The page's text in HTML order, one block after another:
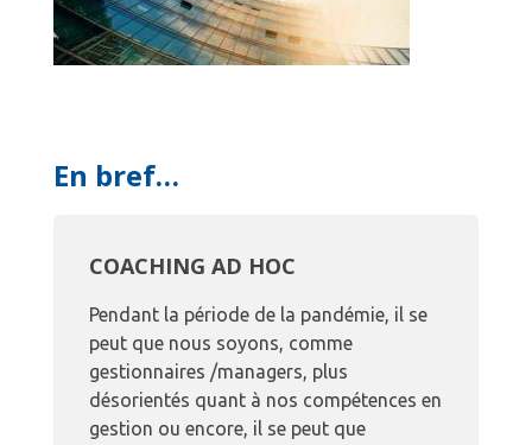
En bref…
COACHING AD HOC
Pendant la période de la pandémie, il se
peut que nous soyons, comme
gestionnaires /managers, plus
désorientés quant à nos compétences en
gestion ou encore, il se peut que